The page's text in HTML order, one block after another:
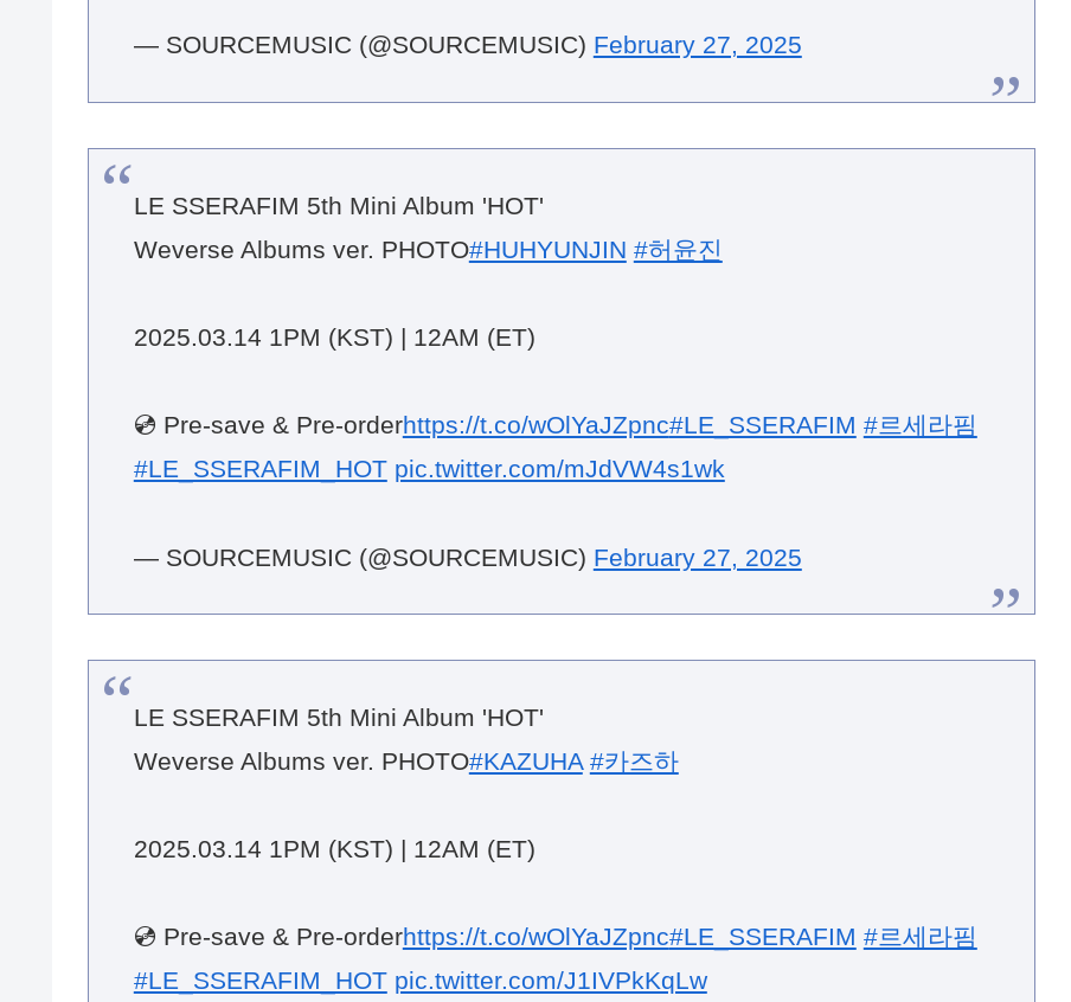
— SOURCEMUSIC (@SOURCEMUSIC)February 27, 2025
LE SSERAFIM 5th Mini Album 'HOT'
💿 Pre-save & Pre-orderhttps://t.co/wOlYaJZpnc #LE_SSERAFIM
LE SSERAFIM 5th Mini Album 'HOT'
💿 Pre-save & Pre-orderhttps://t.co/wOlYaJZpnc#LE_SSERAFIM